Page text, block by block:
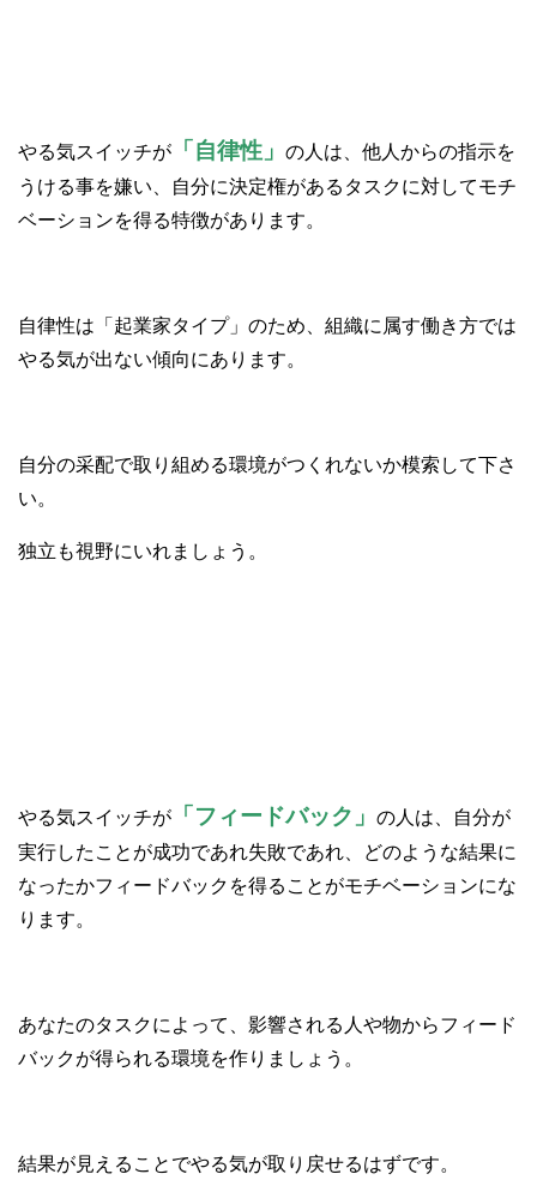
やる気スイッチが 「自律性」 の人は、他人からの指示を
うける事を嫌い、自分に決定権があるタスクに対してモチ
ベーションを得る特徴があります。
自律性は「起業家タイプ」のため、組織に属す働き方では
やる気が出ない傾向にあります。
自分の采配で取り組める環境がつくれないか模索して下さ
い。
独立も視野にいれましょう。
やる気スイッチが 「フィードバック」 の人は、自分が
実行したことが成功であれ失敗であれ、どのような結果に
なったかフィードバックを得ることがモチベーションにな
ります。
あなたのタスクによって、影響される人や物からフィード
バックが得られる環境を作りましょう。
結果が見えることでやる気が取り戻せるはずです。